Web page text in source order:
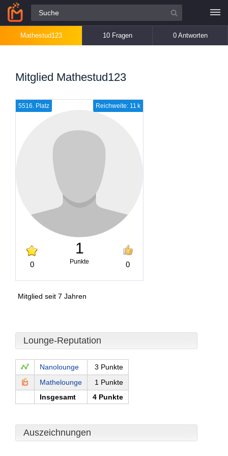
Alle Fragen
Mathestud123 10 Fragen 0 Antworten
Mitglied Mathestud123
Reichweite: 11 k
5516. Platz
0
1
Punkte 0
Mitglied seit 7 Jahren
Lounge-Reputation
Nanolounge
3 Punkte
Mathelounge
1 Punkte
Insgesamt
4 Punkte
Auszeichnungen